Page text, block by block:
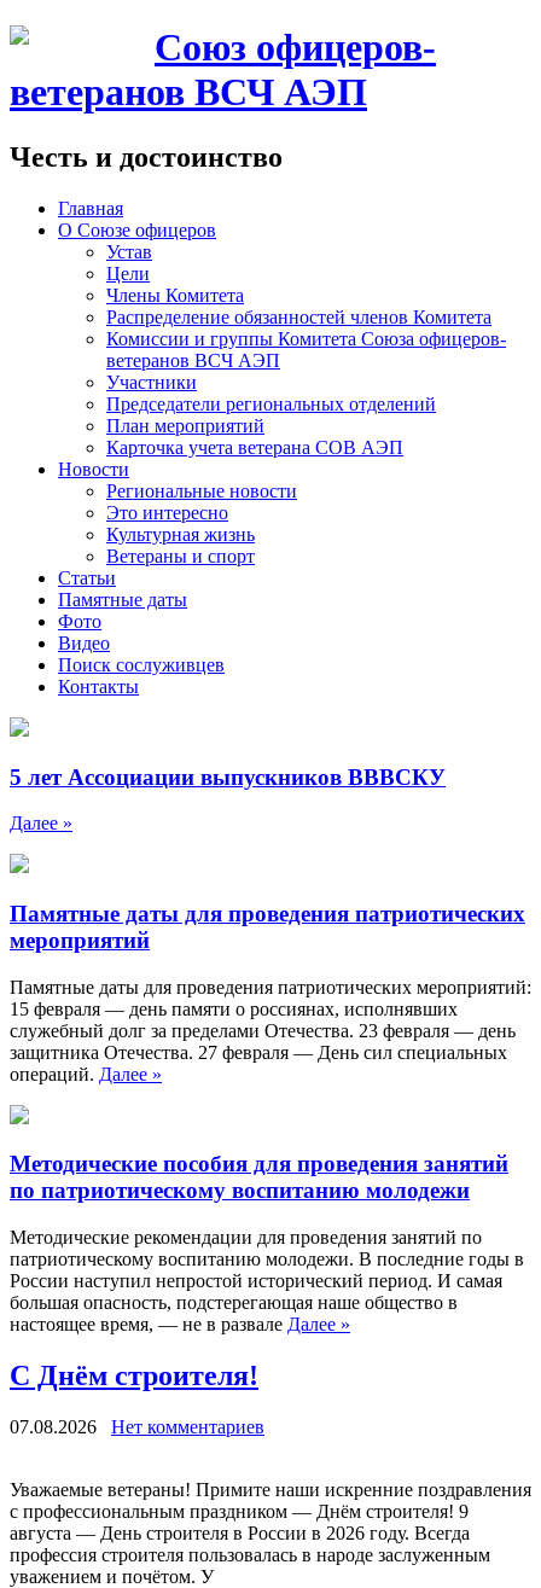
Союз офицеров-
ветеранов ВСЧ АЭП
Честь и достоинство
Главная
О Союзе офицеров
Устав
Цели
Члены Комитета
Распределение обязанностей членов Комитета
Комиссии и группы Комитета Союза офицеров-
ветеранов ВСЧ АЭП
Участники
Председатели региональных отделений
План мероприятий
Карточка учета ветерана CОВ АЭП
Новости
Региональные новости
Это интересно
Культурная жизнь
Ветераны и спорт
Статьи
Памятные даты
Фото
Видео
Поиск сослуживцев
Контакты
5 лет Ассоциации выпускников ВВВСКУ
Далее »
Памятные даты для проведения патриотических
мероприятий
Памятные даты для проведения патриотических мероприятий:
15 февраля — день памяти о россиянах, исполнявших
служебный долг за пределами Отечества. 23 февраля — день
защитника Отечества. 27 февраля — День сил специальных
операций. Далее »
Методические пособия для проведения занятий
по патриотическому воспитанию молодежи
Методические рекомендации для проведения занятий по
патриотическому воспитанию молодежи. В последние годы в
России наступил непростой исторический период. И самая
большая опасность, подстерегающая наше общество в
настоящее время, — не в развале Далее »
С Днём строителя!
07.08.2026 Нет комментариев
Уважаемые ветераны! Примите наши искренние поздравления
с профессиональным праздником — Днём строителя! 9
августа — День строителя в России в 2026 году. Всегда
профессия строителя пользовалась в народе заслуженным
уважением и почётом. У